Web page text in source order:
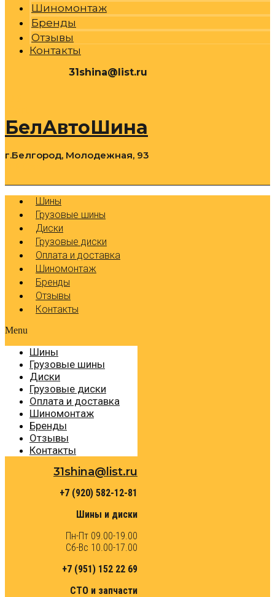
Шиномонтаж
Бренды
Отзывы
Контакты
31shina@list.ru
БелАвтоШина
г.Белгород, Молодежная, 93
Шины
Грузовые шины
Диски
Грузовые диски
Оплата и доставка
Шиномонтаж
Бренды
Отзывы
Контакты
Menu
Шины
Грузовые шины
Диски
Грузовые диски
Оплата и доставка
Шиномонтаж
Бренды
Отзывы
Контакты
31shina@list.ru
+7 (920) 582-12-81
Шины и диски
Пн-Пт 09.00-19.00
Сб-Вс 10.00-17.00
+7 (951) 152 22 69
СТО и запчасти